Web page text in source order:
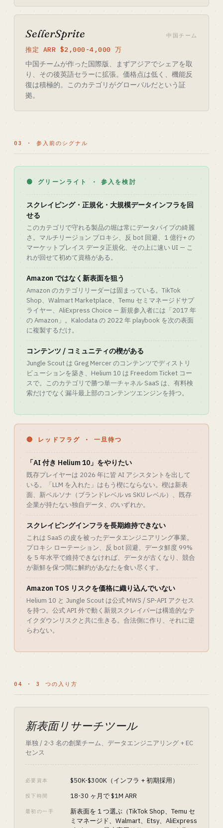
SellerSprite 中国チーム
推定 ARR $2,000-4,000 万
中国チームが作った国際版、まずアジアでシェアを取
り、その後英語セラーに拡張。価格点は低く、機能反
復は積極的。このカテゴリがグローバルだという証
拠。
03 · 参入前のシグナル
🟢 グリーンライト · 参入を検討
スクレイピング・正規化・大規模データインフラを回
せる
このカテゴリで守れる製品の堀は常にデータパイプの綺麗
さ。マルチリージョン プロキシ、反 bot 回避、1 億行+ の
マーケットプレイス データ正規化、その上に速い UI — こ
れが回せて初めて資格がある。
Amazon ではなく新表面を狙う
Amazon のカテゴリリーダーは固まっている。TikTok
Shop、Walmart Marketplace、Temu セミマネージドサプ
ライヤー、AliExpress Choice — 新規参入者には「2017 年
の Amazon」。Kalodata の 2022 年 playbook を次の表面
に複製するだけ。
コンテンツ / コミュニティの楔がある
Jungle Scout は Greg Mercer のコンテンツでディストリ
ビューションを築き、Helium 10 は Freedom Ticket コー
スで。このカテゴリで勝つ単一チャネル SaaS は、有料検
索だけでなく漏斗最上部のコンテンツエンジンを持つ。
🔴 レッドフラグ · 一旦待つ
「AI 付き Helium 10」をやりたい
既存プレイヤーは 2026 年に皆 AI アシスタントを出して
いる。「LLM を入れた」はもう楔にならない。楔は新表
面、新ペルソナ（ブランドレベル vs SKU レベル）、既存
企業が持たない独自データ、のいずれか。
スクレイピングインフラを長期維持できない
これは SaaS の皮を被ったデータエンジニアリング事業。
プロキシ ローテーション、反 bot 回避、データ鮮度 99%
を 5 年水平で維持できなければ、データが古くなり、競合
が新鮮を保つ間に解約があなたを食い尽くす。
Amazon TOS リスクを価格に織り込んでいない
Helium 10 と Jungle Scout は公式 MWS / SP-API アクセス
を持つ。公式 API 外で動く新規スクレイパーは構造的なテ
イクダウンリスクと共に生きる。合法側に作り、それに逆
らわない。
04 · 3 つの入り方
新表面リサーチツール
単独 / 2-3 名の創業チーム、データエンジニアリング + EC
センス
必要資本 $50K-$300K（インフラ + 初期採用）
投下時間 18-30 ヶ月で $1M ARR
最初の一手
新表面を 1 つ選ぶ（TikTok Shop、Temu セ
ミマネージド、Walmart、Etsy、AliExpress